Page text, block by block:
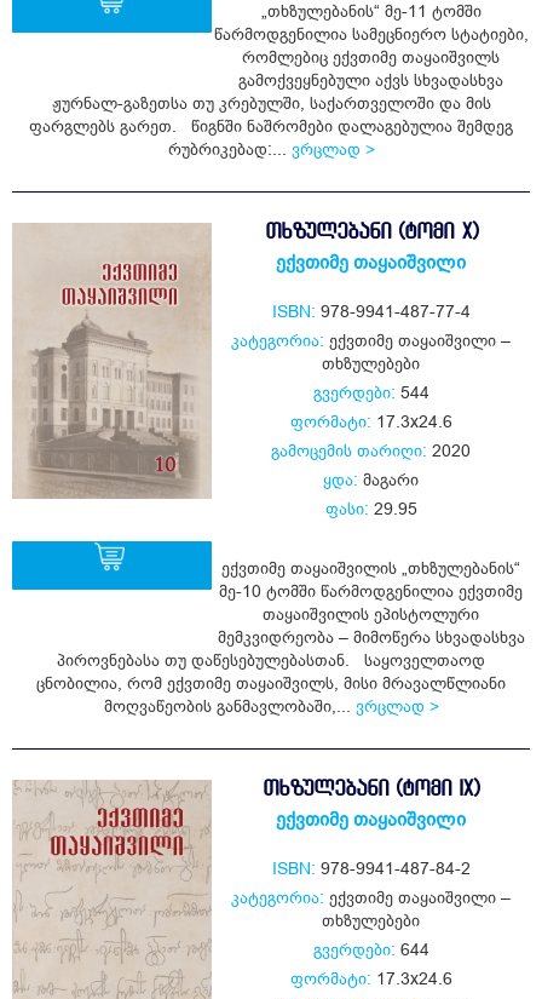
„თხზულებანის“ მე-11 ტომში
წარმოდგენილია სამეცნიერო სტატიები,
რომლებიც ექვთიმე თაყაიშვილს
გამოქვეყნებული აქვს სხვადასხვა
ჟურნალ-გაზეთსა თუ კრებულში, საქართველოში და მის
ფარგლებს გარეთ. წიგნში ნაშრომები დალაგებულია შემდეგ
რუბრიკებად:... ვრცლად >
ᲗᲮᲖᲣᲚᲔᲑᲐᲜᲘ (ᲢᲝᲛᲘ X)
ექვთიმე თაყაიშვილი
ISBN: 978-9941-487-77-4
კატეგორია: ექვთიმე თაყაიშვილი –
თხზულებები
გვერდები: 544
ფორმატი: 17.3x24.6
გამოცემის თარიღი: 2020
ყდა: მაგარი
ფასი: 29.95
ექვთიმე თაყაიშვილის „თხზულებანის“
მე-10 ტომში წარმოდგენილია ექვთიმე
თაყაიშვილის ეპისტოლური
მემკვიდრეობა – მიმოწერა სხვადასხვა
პიროვნებასა თუ დაწესებულებასთან. საყოველთაოდ
ცნობილია, რომ ექვთიმე თაყაიშვილს, მისი მრავალწლიანი
მოღვაწეობის განმავლობაში,... ვრცლად >
ᲗᲮᲖᲣᲚᲔᲑᲐᲜᲘ (ᲢᲝᲛᲘ IX)
ექვთიმე თაყაიშვილი
ISBN: 978-9941-487-84-2
კატეგორია: ექვთიმე თაყაიშვილი –
თხზულებები
გვერდები: 644
ფორმატი: 17.3x24.6